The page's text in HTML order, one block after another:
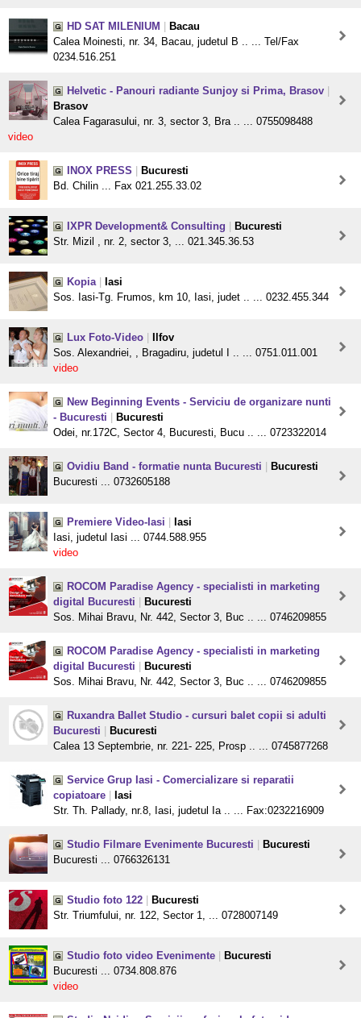
HD SAT MILENIUM
Bacau
Calea Moinesti, nr. 34, Bacau, judetul B .. ... Tel/Fax
0234.516.251
Helvetic - Panouri radiante Sunjoy si Prima, Brasov
Brasov
Calea Fagarasului, nr. 3, sector 3, Bra .. ... 0755098488
video
INOX PRESS
Bucuresti
Bd. Chilin ... Fax 021.255.33.02
IXPR Development& Consulting
Bucuresti
Str. Mizil , nr. 2, sector 3, ... 021.345.36.53
Kopia
Iasi
Sos. Iasi-Tg. Frumos, km 10, Iasi, judet .. ... 0232.455.344
Lux Foto-Video
Ilfov
Sos. Alexandriei, , Bragadiru, judetul I .. ... 0751.011.001
video
New Beginning Events - Serviciu de organizare nunti
- Bucuresti
Bucuresti
Odei, nr.172C, Sector 4, Bucuresti, Bucu .. ... 0723322014
Ovidiu Band - formatie nunta Bucuresti
Bucuresti
Bucuresti ... 0732605188
Premiere Video-Iasi
Iasi
Iasi, judetul Iasi ... 0744.588.955
video
ROCOM Paradise Agency - specialisti in marketing
digital Bucuresti
Bucuresti
Sos. Mihai Bravu, Nr. 442, Sector 3, Buc .. ... 0746209855
ROCOM Paradise Agency - specialisti in marketing
digital Bucuresti
Bucuresti
Sos. Mihai Bravu, Nr. 442, Sector 3, Buc .. ... 0746209855
Ruxandra Ballet Studio - cursuri balet copii si adulti
Bucuresti
Bucuresti
Calea 13 Septembrie, nr. 221- 225, Prosp .. ... 0745877268
Service Grup Iasi - Comercializare si reparatii
copiatoare
Iasi
Str. Th. Pallady, nr.8, Iasi, judetul Ia .. ... Fax:0232216909
Studio Filmare Evenimente Bucuresti
Bucuresti
Bucuresti ... 0766326131
Studio foto 122
Bucuresti
Str. Triumfului, nr. 122, Sector 1, ... 0728007149
Studio foto video Evenimente
Bucuresti
Bucuresti ... 0734.808.876
video